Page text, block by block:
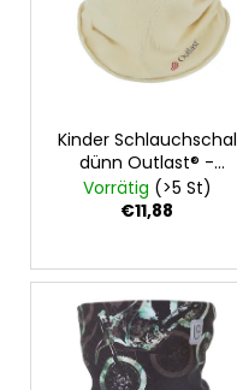
k
Kinder Schlauchschal
dünn Outlast® -
Hellmatchagrün
Vorrätig (>5 St)
€11,88